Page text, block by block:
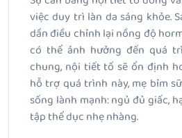
việc duy trì làn da sáng khỏe.
dần điều chỉnh lại nồng độ
có thể ảnh hưởng đến quá
chung, nội tiết tố sẽ ổn định
hỗ trợ quá trình này, mẹ bỉm
sống lành mạnh: ngủ đủ giấc,
tập thể dục nhẹ nhàng.